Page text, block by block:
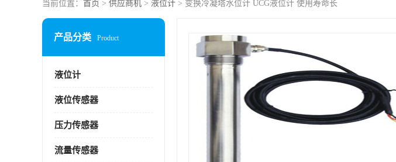
当前位置： 首页 > 供应商机 > 液位计 > 变换冷凝塔水位计 UCG液位计 使用寿命长
产品分类 Product
液位计
液位传感器
压力传感器
流量传感器